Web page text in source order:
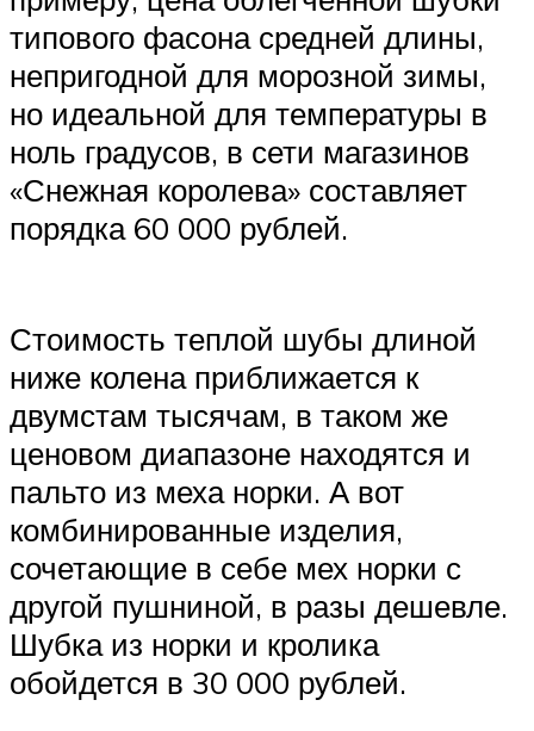
типового фасона средней длины,
непригодной для морозной зимы,
но идеальной для температуры в
ноль градусов, в сети магазинов
«Снежная королева» составляет
порядка 60 000 рублей.
Стоимость теплой шубы длиной
ниже колена приближается к
двумстам тысячам, в таком же
ценовом диапазоне находятся и
пальто из меха норки. А вот
комбинированные изделия,
сочетающие в себе мех норки с
другой пушниной, в разы дешевле.
Шубка из норки и кролика
обойдется в 30 000 рублей.